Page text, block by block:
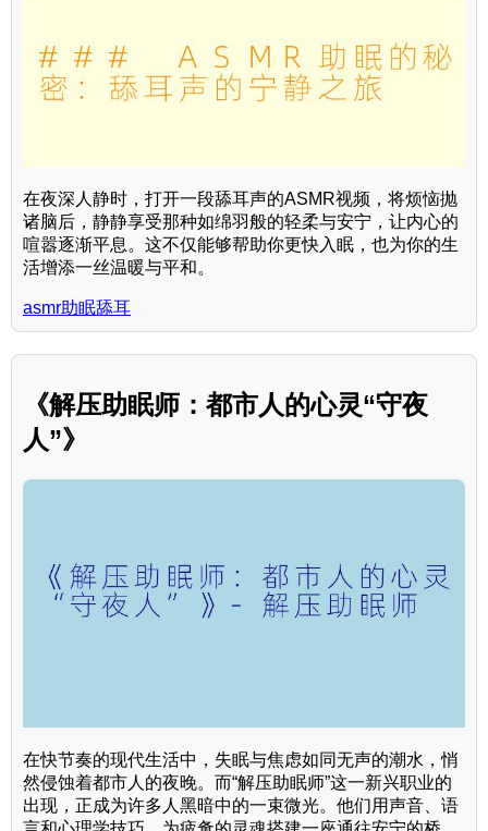
在夜深人静时，打开一段舔耳声的ASMR视频，将烦恼抛
诸脑后，静静享受那种如绵羽般的轻柔与安宁，让内心的
喧嚣逐渐平息。这不仅能够帮助你更快入眠，也为你的生
活增添一丝温暖与平和。
asmr助眠舔耳
《解压助眠师：都市人的心灵“守夜
人”》
在快节奏的现代生活中，失眠与焦虑如同无声的潮水，悄
然侵蚀着都市人的夜晚。而“解压助眠师”这一新兴职业的
出现，正成为许多人黑暗中的一束微光。他们用声音、语